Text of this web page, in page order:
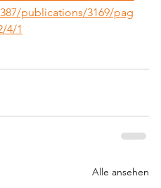
publications/3169/pag
4/1
Alle ansehen